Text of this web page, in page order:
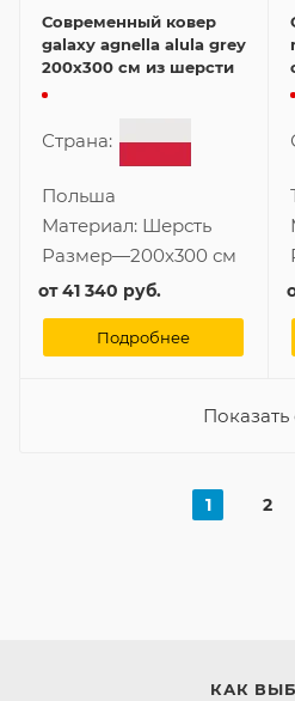
Современный ковер
galaxy agnella alula grey
200x300 см из шерсти
Страна:
Польша
Материал: Шерсть
Размер—200x300 см
от41 340 руб.
Подробнее
1 2
КАК